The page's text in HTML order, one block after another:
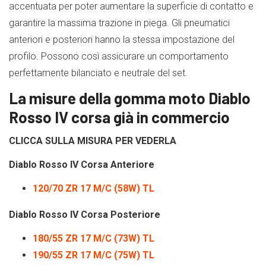
accentuata per poter aumentare la superficie di contatto e
garantire la massima trazione in piega. Gli pneumatici
anteriori e posteriori hanno la stessa impostazione del
profilo. Possono così assicurare un comportamento
perfettamente bilanciato e neutrale del set.
La misure della gomma moto Diablo
Rosso IV corsa già in commercio
CLICCA SULLA MISURA PER VEDERLA
Diablo Rosso IV Corsa Anteriore
120/70 ZR 17 M/C (58W) TL
Diablo Rosso IV Corsa Posteriore
180/55 ZR 17 M/C (73W) TL
190/55 ZR 17 M/C (75W) TL